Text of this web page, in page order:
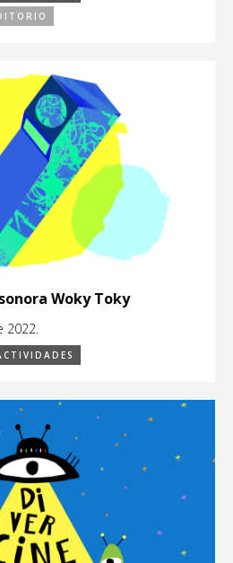
Woky Toky
2022.